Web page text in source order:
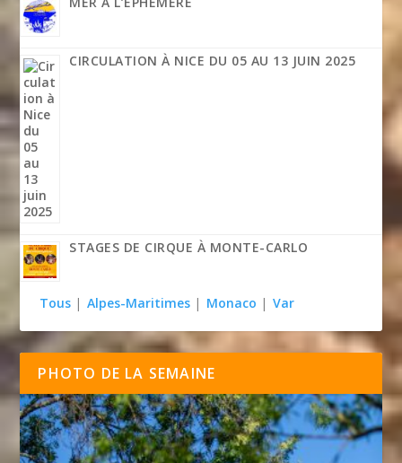
CIRCULATION À NICE DU 05 AU 13 JUIN 2025
STAGES DE CIRQUE À MONTE-CARLO
Tous | Alpes-Maritimes | Monaco | Var
PHOTO DE LA SEMAINE